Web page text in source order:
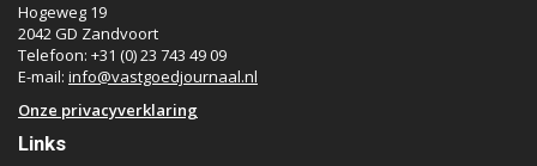
Hogeweg 19
2042 GD Zandvoort
Telefoon: +31 (0) 23 743 49 09
E-mail: info@vastgoedjournaal.nl
Onze privacyverklaring
Links